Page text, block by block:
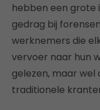
hebben een grote
gedrag bij
werknemers die
vervoer naar hun
gelezen, maar
traditionele